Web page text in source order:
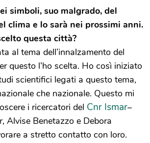
simboli, suo malgrado, del
clima e lo sarà nei prossimi anni.
questa città?
al tema dell’innalzamento del
questo l’ho scelta. Ho così iniziato
scientifici legati a questo tema,
che nazionale. Questo mi
i ricercatori del Cnr Ismar–
Alvise Benetazzo e Debora
a stretto contatto con loro.